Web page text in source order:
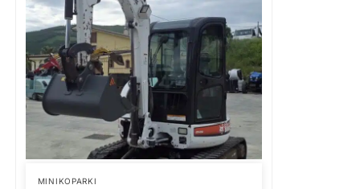
MINIKOPARKI